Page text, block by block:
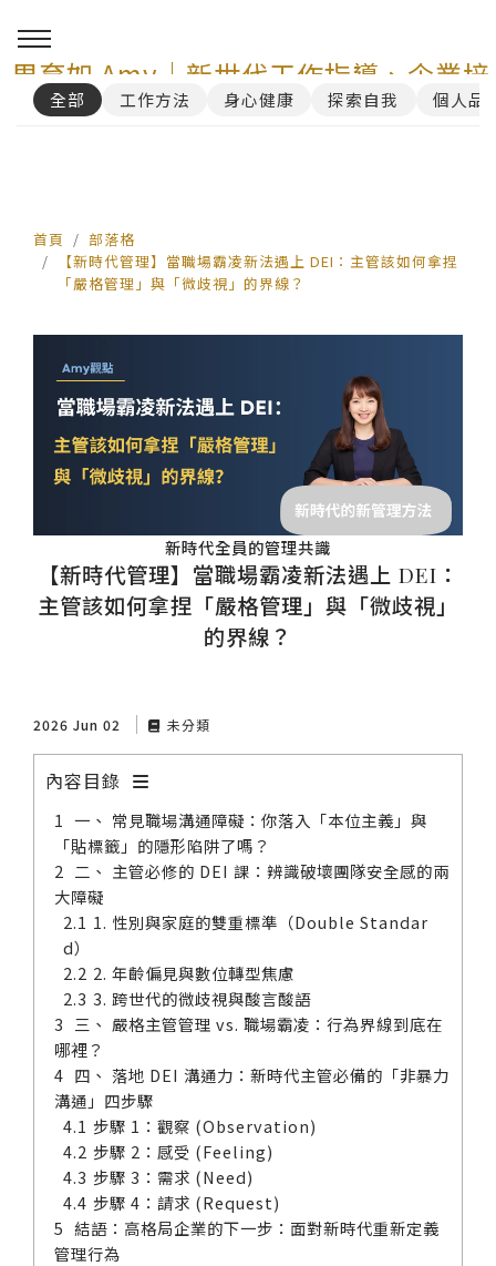
周育如 Amy｜新世代工作指導、企業培
訓與 AI 講師顧問服務
全部 工作方法 身心健康 探索自我 個人品
首頁
部落格
【新時代管理】當職場霸凌新法遇上 DEI：主管該如何拿捏
「嚴格管理」與「微歧視」的界線？
新時代全員的管理共識
【新時代管理】當職場霸凌新法遇上 DEI：
主管該如何拿捏「嚴格管理」與「微歧視」
的界線？
2026 Jun 02 未分類
內容目錄
一、 常見職場溝通障礙：你落入「本位主義」與
「貼標籤」的隱形陷阱了嗎？
二、 主管必修的 DEI 課：辨識破壞團隊安全感的兩
大障礙
1. 性別與家庭的雙重標準（Double Standar
d）
2. 年齡偏見與數位轉型焦慮
3. 跨世代的微歧視與酸言酸語
三、 嚴格主管管理 vs. 職場霸凌：行為界線到底在
哪裡？
四、 落地 DEI 溝通力：新時代主管必備的「非暴力
溝通」四步驟
步驟 1：觀察 (Observation)
步驟 2：感受 (Feeling)
步驟 3：需求 (Need)
步驟 4：請求 (Request)
結語：高格局企業的下一步：面對新時代重新定義
管理行為